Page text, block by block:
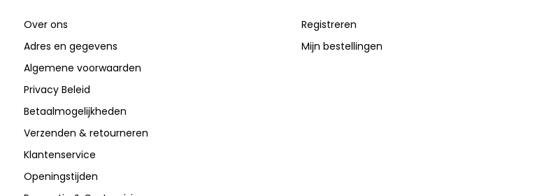
Over ons
Adres en gegevens
Algemene voorwaarden
Privacy Beleid
Betaalmogelijkheden
Verzenden & retourneren
Klantenservice
Openingstijden
Registreren
Mijn bestellingen